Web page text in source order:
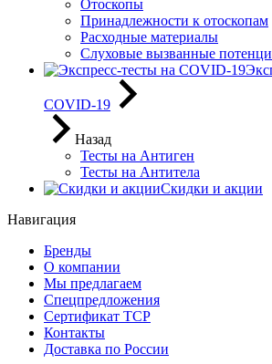
Отоскопы
Принадлежности к отоскопам
Расходные материалы
Слуховые вызванные
COVID-19
Назад
Тесты на Антиген
Тесты на Антитела
Скидки и акции
Навигация
Бренды
О компании
Мы предлагаем
Спецпредложения
Сертификат ТСР
Контакты
Доставка по России